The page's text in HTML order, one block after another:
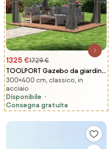
1325 €1729 €
TOOLPORT Gazebo da giardino
Hardtop Sunset Superior, loft
grigio, 3x4 m - (300194)
300×400 cm, classico, in
acciaio
Disponibile
Consegna gratuita